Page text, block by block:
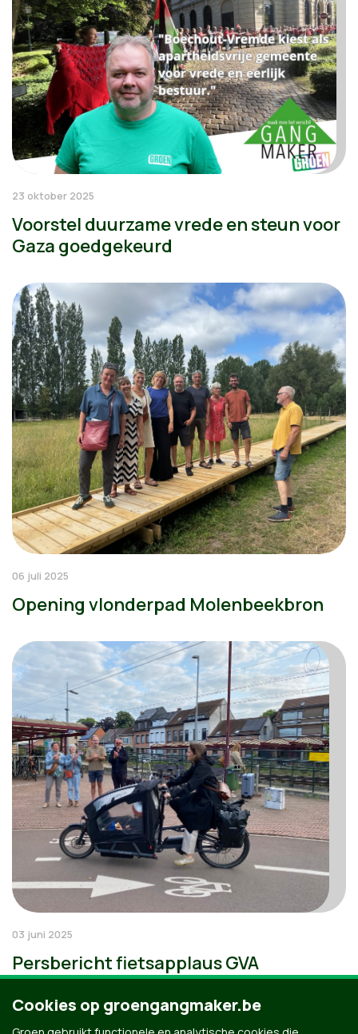
23 oktober 2025
Voorstel duurzame vrede en steun voor
Gaza goedgekeurd
06 juli 2025
Opening vlonderpad Molenbeekbron
03 juni 2025
Persbericht fietsapplaus GVA
Cookies op groengangmaker.be